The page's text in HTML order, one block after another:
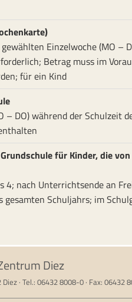
Einzelwoche (MO –
Betrag muss im
für ein Kind
– DO) während der Schulzeit
für Kinder, die von
4; nach Unterrichtsende an
gesamten Schuljahrs; im
Diez
· Tel.: 06432 8008-0 · Fax: 06432